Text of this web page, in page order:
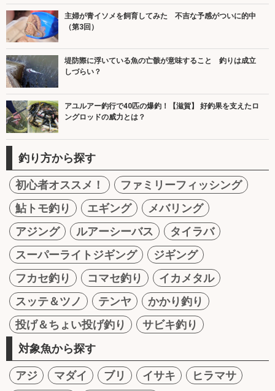
主婦が青イソメを飼育してみた 不吉な予感がついに的中
（第3回）
堤防際に浮いている魚の亡骸が意味すること 釣りは成立
しづらい？
アユルアー釣行で40匹の爆釣！【滋賀】 好釣果を支えたロ
ングロッドの威力とは？
釣り方から探す
初心者オススメ！
ファミリーフィッシング
鮎トモ釣り
エギング
メバリング
アジング
ルアーシーバス
タイラバ
スーパーライトジギング
ジギング
フカセ釣り
コマセ釣り
イカメタル
スッテ＆ツノ
テンヤ
かかり釣り
投げ＆ちょい投げ釣り
サビキ釣り
対象魚から探す
アジ マダイ ブリ イサキ
ヒラマサ